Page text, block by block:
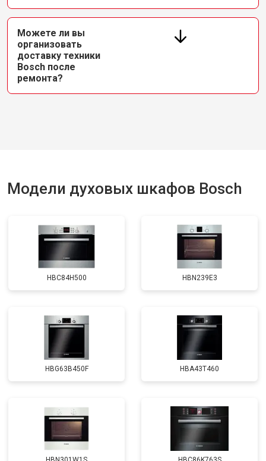
Можете ли вы
организовать
доставку техники
Bosch после
ремонта?
Модели духовых шкафов Bosch
HBC84H500 HBN239E3
HBG63B450F HBA43T460